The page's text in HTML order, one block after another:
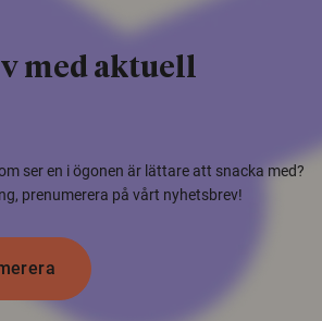
med aktuell
ser en i ögonen är lättare att snacka med?
prenumerera på vårt nyhetsbrev!